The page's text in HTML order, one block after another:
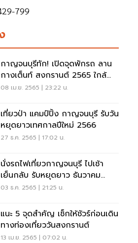
799
กาญจนบุรีทัก! เปิดจุดพักรถ ลาน
กางเต็นท์ สงกรานต์ 2565 ใกล้
ที่ไหนเช็คเลย
08 เม.ย. 2565 | 23:22 น.
เที่ยวป่า แคมป์ปิ้ง กาญจนบุรี รับวัน
หยุดยาวเทศกาลปีใหม่ 2566
27 ธ.ค. 2565 | 17:02 น.
นั่งรถไฟเที่ยวกาญจนบุรี ไปเช้า
เย็นกลับ รับหยุดยาว ธันวาคม
2565
03 ธ.ค. 2565 | 21:25 น.
แนะ 5 จุดสำคัญ เช็กให้ชัวร์ก่อนเดิน
ทางท่องเที่ยววันสงกรานต์
13 เม.ย. 2565 | 07:02 น.